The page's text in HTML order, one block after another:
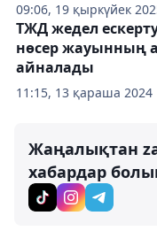
09:06, 19 қыркүйек
11:15, 13 қараша 2024
ТЖД жедел
нөсер жауынның
айналады
Жаңалықтан
хабардар